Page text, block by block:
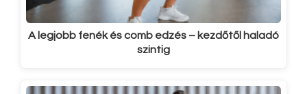
A legjobb fenék és comb edzés – kezdőtől haladó
szintig